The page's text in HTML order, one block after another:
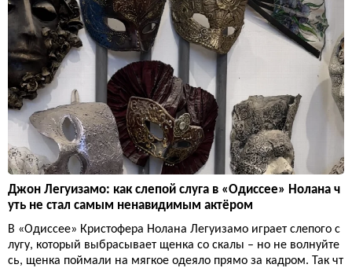
Джон Легуизамо: как слепой слуга в «Одиссее» Нолана ч
уть не стал самым ненавидимым актёром
В «Одиссее» Кристофера Нолана Легуизамо играет слепого с
лугу, который выбрасывает щенка со скалы – но не волнуйте
сь, щенка поймали на мягкое одеяло прямо за кадром. Так чт